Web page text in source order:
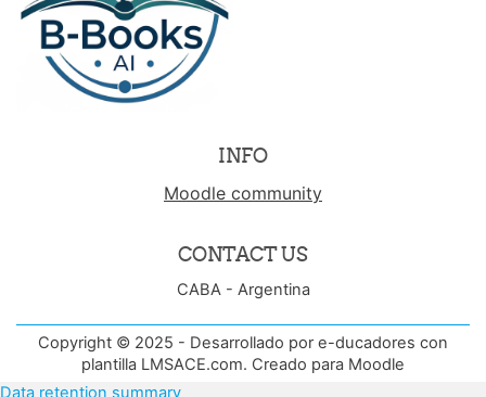
INFO
Moodle community
CONTACT US
CABA - Argentina
Copyright © 2025 - Desarrollado por e-ducadores con
plantilla LMSACE.com. Creado para Moodle
Data retention summary